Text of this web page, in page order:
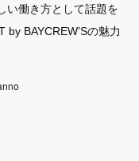
159
い働き方として話題を
BAYCREW’Sの魅力